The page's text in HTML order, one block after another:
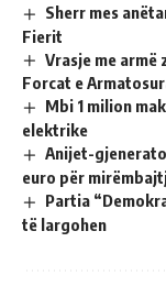
Sherr mes
Fierit
Vrasje me
Forcat e
Mbi 1 milion
elektrike
Anijet-
euro për
Partia
të largohen